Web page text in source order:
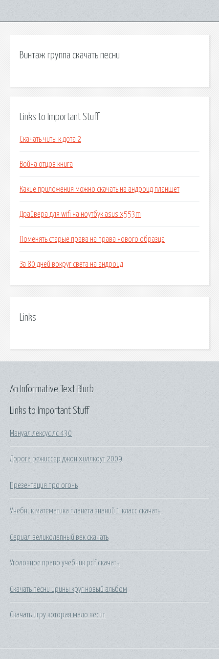
Винтаж группа скачать песни
Links to Important Stuff
Скачать читы к дота 2
Война отцов книга
Какие приложения можно скачать на андроид планшет
Драйвера для wifi на ноутбук asus x553m
Поменять старые права на права нового образца
За 80 дней вокруг света на андроид
Links
Links to Important Stuff
Мануал лексус лс 430
Дорога режиссер джон хиллкоут 2009
Презентация про огонь
Учебник математика планета знаний 1 класс скачать
Сериал великолепный век скачать
Уголовное право учебник pdf скачать
Скачать песни ирины круг новый альбом
Скачать игру которая мало весит
An Informative Text Blurb